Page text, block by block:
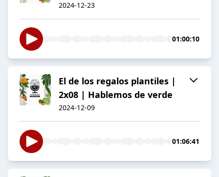
2024-12-23
01:00:10
El de los regalos plantiles |
2x08 | Hablemos de verde
2024-12-09
01:06:41